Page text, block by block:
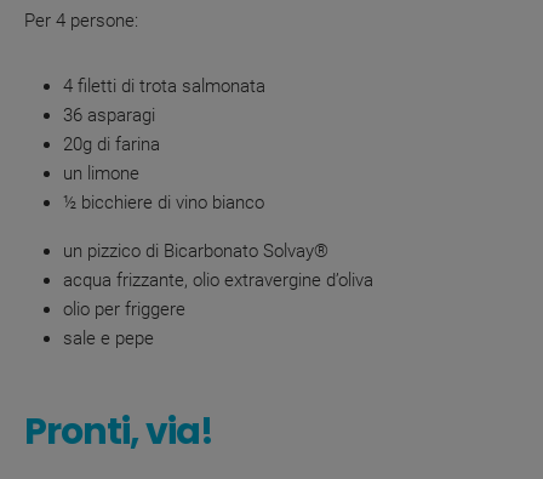
Per 4 persone:
4 filetti di trota salmonata
36 asparagi
20g di farina
un limone
½ bicchiere di vino bianco
un pizzico di Bicarbonato Solvay®
acqua frizzante, olio extravergine d’oliva
olio per friggere
sale e pepe
Pronti, via!